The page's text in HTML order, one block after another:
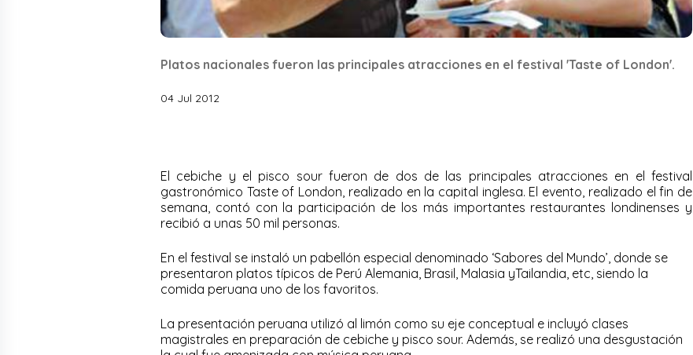
Platos nacionales fueron las principales atracciones en el festival 'Taste of London'.
04 Jul 2012
El cebiche y el pisco sour fueron de dos de las principales atracciones en el festival
gastronómico Taste of London, realizado en la capital inglesa. El evento, realizado el fin de
semana, contó con la participación de los más importantes restaurantes londinenses y
recibió a unas 50 mil personas.
En el festival se instaló un pabellón especial denominado ‘Sabores del Mundo’, donde se
presentaron platos típicos de Perú Alemania, Brasil, Malasia yTailandia, etc, siendo la
comida peruana uno de los favoritos.
La presentación peruana utilizó al limón como su eje conceptual e incluyó clases
magistrales en preparación de cebiche y pisco sour. Además, se realizó una desgustación